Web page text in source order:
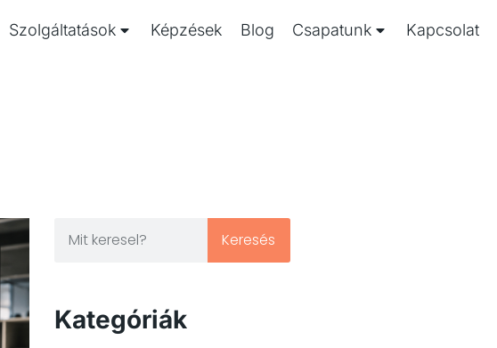
Szolgáltatások Képzések Blog Csapatunk Kapcsolat
Keresés
Kategóriák